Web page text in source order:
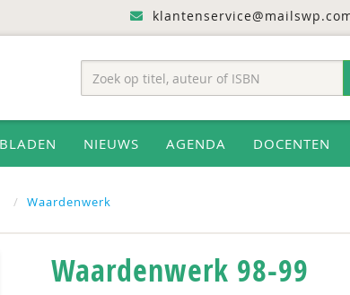
NIEUWS AGENDA DOCENTEN
Waardenwerk
Waardenwerk 98-99